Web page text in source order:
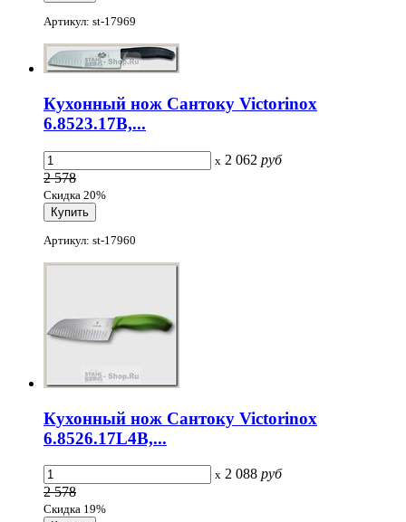
Артикул: st-17969
Кухонный нож Сантоку Victorinox
6.8523.17B,...
x 2 062 руб
2 578
Скидка 20%
Артикул: st-17960
Кухонный нож Сантоку Victorinox
6.8526.17L4B,...
x 2 088 руб
2 578
Скидка 19%